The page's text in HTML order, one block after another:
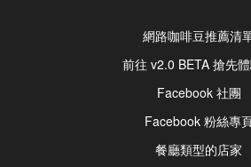
網路咖啡豆推薦清
前往 v2.0 BETA 搶先
Facebook 社團
Facebook 粉絲專
餐廳類型的店家